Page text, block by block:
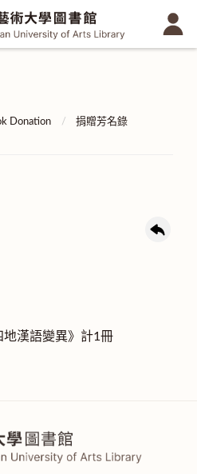
Donation
捐贈芳名錄
地漢語變異》計1冊